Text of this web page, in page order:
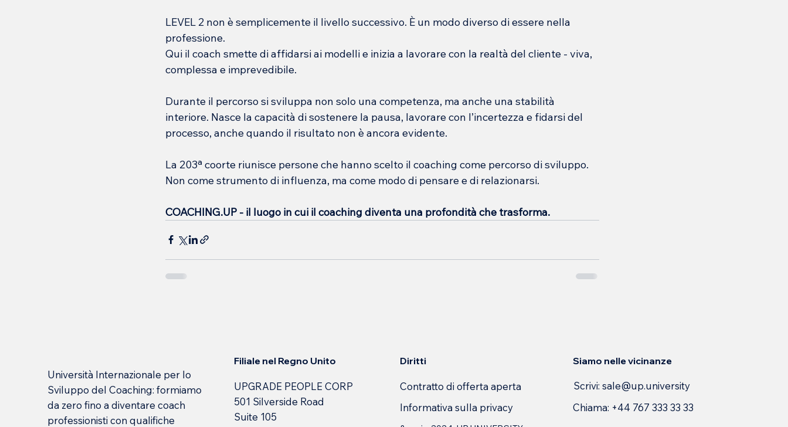
LEVEL 2 non è semplicemente il livello successivo. È un modo diverso di essere nella
professione.
Qui il coach smette di affidarsi ai modelli e inizia a lavorare con la realtà del cliente - viva,
complessa e imprevedibile.
Durante il percorso si sviluppa non solo una competenza, ma anche una stabilità
interiore. Nasce la capacità di sostenere la pausa, lavorare con l’incertezza e fidarsi del
processo, anche quando il risultato non è ancora evidente.
La 203ª coorte riunisce persone che hanno scelto il coaching come percorso di sviluppo.
Non come strumento di influenza, ma come modo di pensare e di relazionarsi.
COACHING.UP - il luogo in cui il coaching diventa una profondità che trasforma.
Università Internazionale per lo
Sviluppo del Coaching: formiamo
da zero fino a diventare coach
professionisti con qualifiche
Filiale nel Regno Unito
UPGRADE PEOPLE CORP
501 Silverside Road
Suite 105
Diritti
Contratto di offerta aperta
Informativa sulla privacy
Siamo nelle vicinanze
Scrivi: sale@up.university
Chiama: +44 767 333 33 33